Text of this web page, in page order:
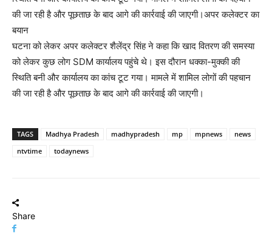
की जा रही है और पूछताछ के बाद आगे की कार्रवाई की जाएगी।अपर कलेक्टर का
बयान
घटना को लेकर अपर कलेक्टर शैलेंद्र सिंह ने कहा कि खाद वितरण की समस्या
को लेकर कुछ लोग SDM कार्यालय पहुंचे थे। इस दौरान धक्का-मुक्की की
स्थिति बनी और कार्यालय का कांच टूट गया। मामले में शामिल लोगों की पहचान
की जा रही है और पूछताछ के बाद आगे की कार्रवाई की जाएगी।
TAGS Madhya Pradesh madhypradesh mp mpnews
news
ntvtime
todaynews
Share